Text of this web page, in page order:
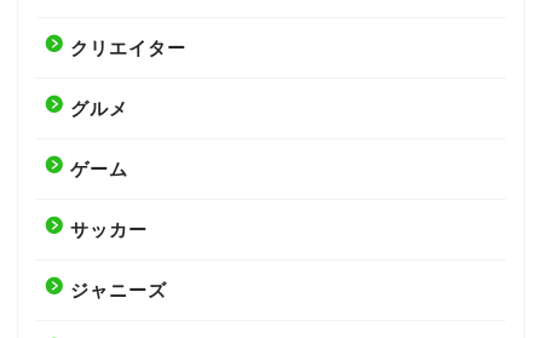
クリエイター
グルメ
ゲーム
サッカー
ジャニーズ